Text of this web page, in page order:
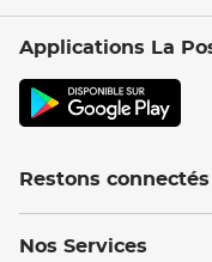
Applications La
Restons connectés
Nos Services